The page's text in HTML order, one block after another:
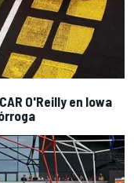
O'Reilly en Iowa